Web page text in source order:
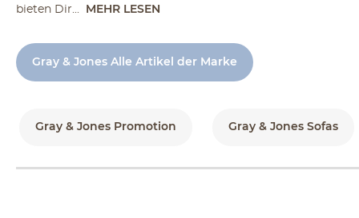
bieten Dir...
MEHR LESEN
Gray & Jones Alle Artikel der Marke
Gray & Jones Promotion Gray & Jones Sofas